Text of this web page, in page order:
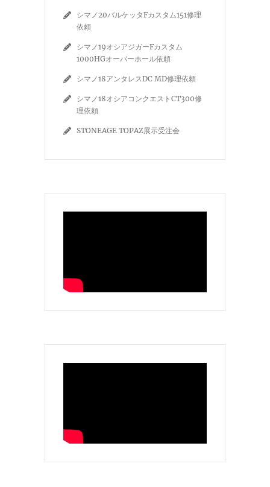
シマノ20バルケッタFカスタム151修理
依頼
シマノ19オシアジガーFカスタム
1000HGオーバーホール依頼
シマノ18アンタレスDC MD修理依頼
シマノ18オシアコンクエストCT300修
理依頼
STONEAGE TOPAZ展示受注会